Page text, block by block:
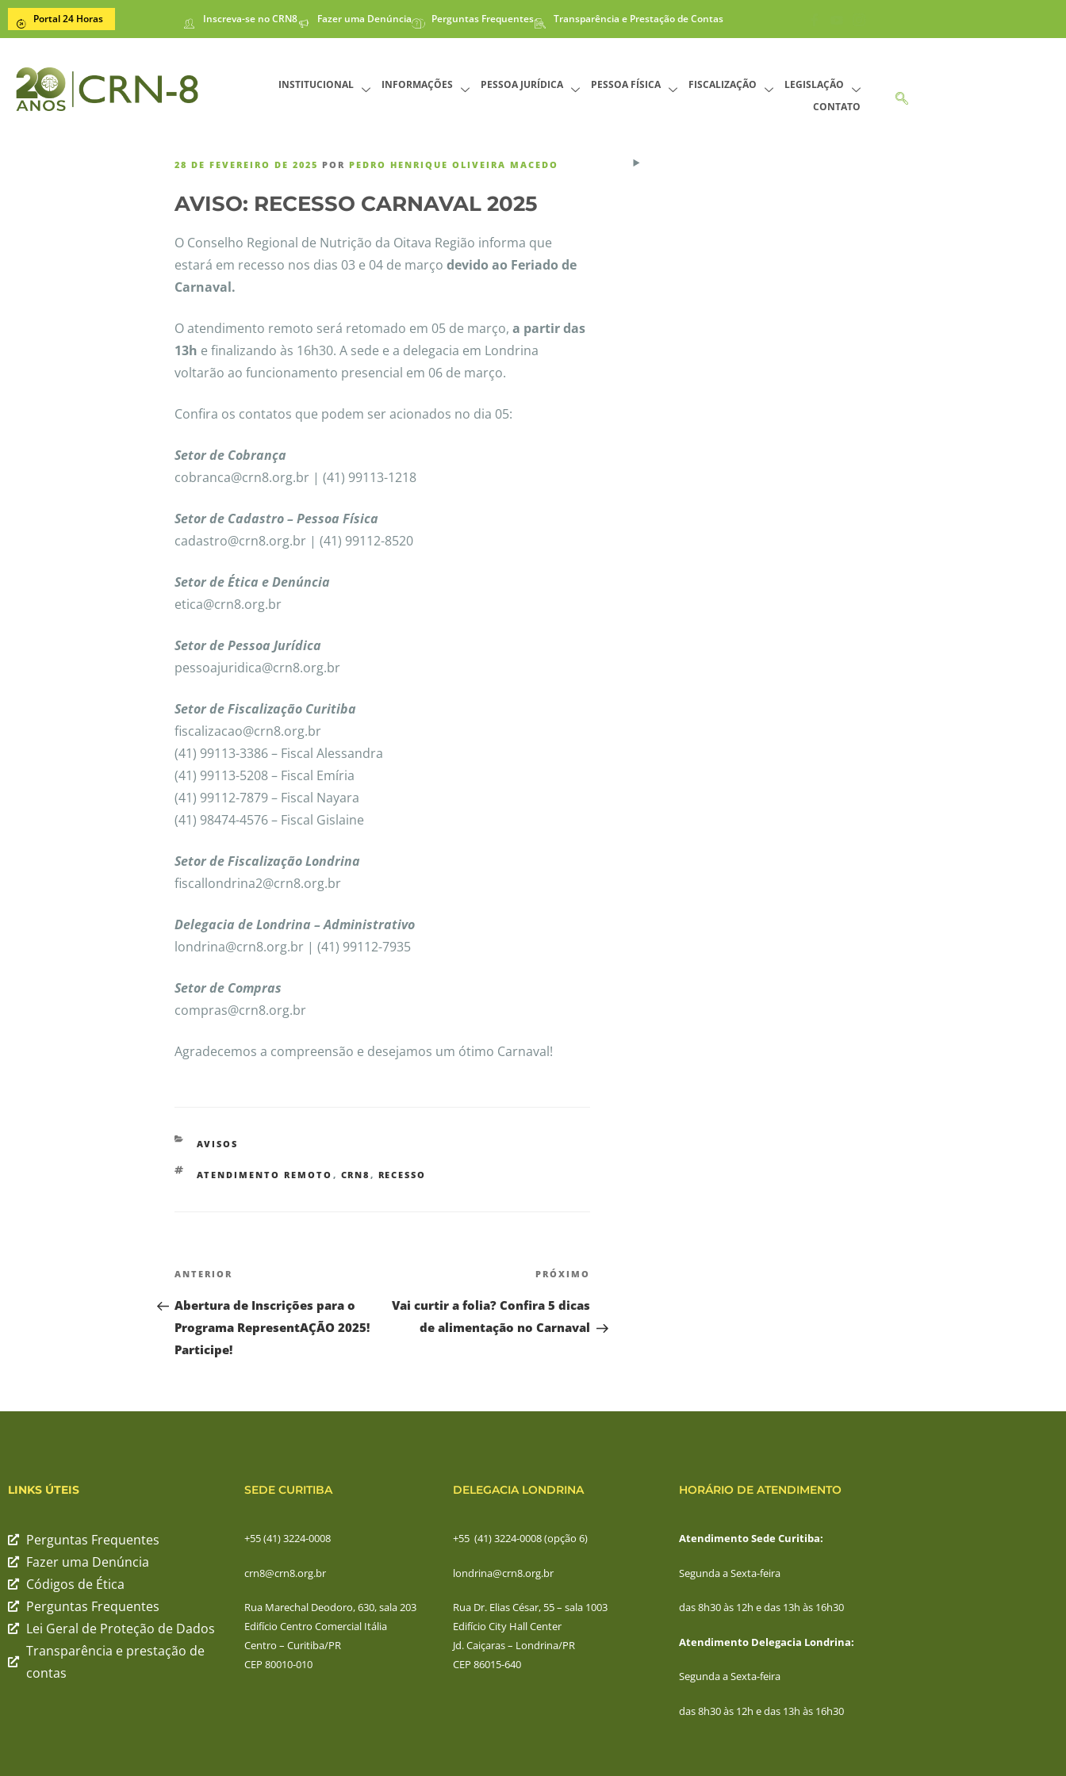
Portal 24 Horas Inscreva-se no CRN8 Fazer uma Denúncia Perguntas Frequentes Transparência e Prestação de Contas
INSTITUCIONAL INFORMAÇÕES PESSOA JURÍDICA PESSOA FÍSICA FISCALIZAÇÃO
LEGISLAÇÃO
CONTATO
28 DE FEVEREIRO DE 2025 POR PEDRO HENRIQUE OLIVEIRA MACEDO
AVISO: RECESSO CARNAVAL 2025
O Conselho Regional de Nutrição da Oitava Região informa que
estará em recesso nos dias 03 e 04 de março devido ao Feriado de
Carnaval.
O atendimento remoto será retomado em 05 de março, a partir das
13h e finalizando às 16h30. A sede e a delegacia em Londrina
voltarão ao funcionamento presencial em 06 de março.
Confira os contatos que podem ser acionados no dia 05:
Setor de Cobrança
cobranca@crn8.org.br | (41) 99113-1218
Setor de Cadastro – Pessoa Física
cadastro@crn8.org.br | (41) 99112-8520
Setor de Ética e Denúncia
etica@crn8.org.br
Setor de Pessoa Jurídica
pessoajuridica@crn8.org.br
Setor de Fiscalização Curitiba
fiscalizacao@crn8.org.br
(41) 99113-3386 – Fiscal Alessandra
(41) 99113-5208 – Fiscal Emíria
(41) 99112-7879 – Fiscal Nayara
(41) 98474-4576 – Fiscal Gislaine
Setor de Fiscalização Londrina
fiscallondrina2@crn8.org.br
Delegacia de Londrina – Administrativo
londrina@crn8.org.br | (41) 99112-7935
Setor de Compras
compras@crn8.org.br
Agradecemos a compreensão e desejamos um ótimo Carnaval!
AVISOS
ATENDIMENTO REMOTO , CRN8 , RECESSO
ANTERIOR
Abertura de Inscrições para o
Programa RepresentAÇÃO 2025!
Participe!
PRÓXIMO
Vai curtir a folia? Confira 5 dicas
de alimentação no Carnaval
LINKS ÚTEIS
Perguntas Frequentes
Fazer uma Denúncia
Códigos de Ética
Perguntas Frequentes
Lei Geral de Proteção de Dados
Transparência e prestação de
contas
SEDE CURITIBA
+55 (41) 3224-0008
crn8@crn8.org.br
Rua Marechal Deodoro, 630, sala 203
Edifício Centro Comercial Itália
Centro – Curitiba/PR
CEP 80010-010
DELEGACIA LONDRINA
+55 (41) 3224-0008 (opção 6)
londrina@crn8.org.br
Rua Dr. Elias César, 55 – sala 1003
Edifício City Hall Center
Jd. Caiçaras – Londrina/PR
CEP 86015-640
HORÁRIO DE ATENDIMENTO
Atendimento Sede Curitiba:
Segunda a Sexta-feira
das 8h30 às 12h e das 13h às 16h30
Atendimento Delegacia Londrina:
Segunda a Sexta-feira
das 8h30 às 12h e das 13h às 16h30